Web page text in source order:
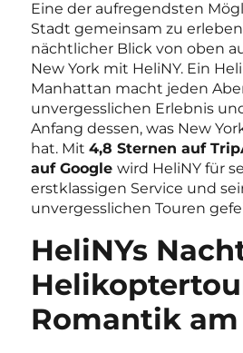
Eine der aufregendsten
Stadt gemeinsam zu
nächtlicher Blick von oben
New York mit HeliNY. Ein
Manhattan macht jeden
unvergesslichen Erlebnis
Anfang dessen, was New
hat. Mit 4,8 Sternen auf
auf Google wird HeliNY für
erstklassigen Service und
unvergesslichen Touren
HeliNYs
Romantik